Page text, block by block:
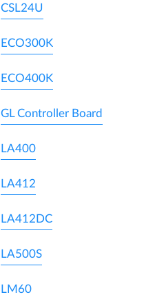
CSL24U
ECO300K
ECO400K
GL Controller Board
LA400
LA412
LA412DC
LA500S
LM60